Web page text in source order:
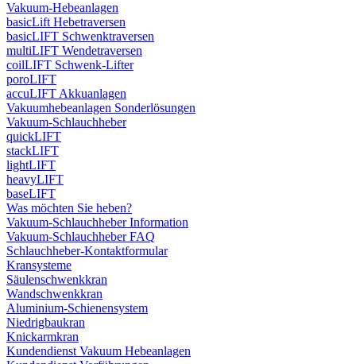
Vakuum-Hebeanlagen
basicLift Hebetraversen
basicLIFT Schwenktraversen
multiLIFT Wendetraversen
coilLIFT Schwenk-Lifter
poroLIFT
accuLIFT Akkuanlagen
Vakuumhebeanlagen Sonderlösungen
Vakuum-Schlauchheber
quickLIFT
stackLIFT
lightLIFT
heavyLIFT
baseLIFT
Was möchten Sie heben?
Vakuum-Schlauchheber Information
Vakuum-Schlauchheber FAQ
Schlauchheber-Kontaktformular
Kransysteme
Säulenschwenkkran
Wandschwenkkran
Aluminium-Schienensystem
Niedrigbaukran
Knickarmkran
Kundendienst Vakuum Hebeanlagen